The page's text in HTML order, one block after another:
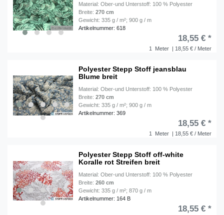
Material: Ober-und Unterstoff: 100 % Polyester
Breite:270 cm
Gewicht: 335 g / m²; 900 g / m
Artikelnummer: 618
1 Meter | 18,55 € / Meter
18,55 € *
Polyester Stepp Stoff jeansblau
Blume breit
Material: Ober-und Unterstoff: 100 % Polyester
Breite:270 cm
Gewicht: 335 g / m²; 900 g / m
Artikelnummer: 369
1 Meter | 18,55 € / Meter
18,55 € *
Polyester Stepp Stoff off-white
Koralle rot Streifen breit
Material: Ober-und Unterstoff: 100 % Polyester
Breite:260 cm
Gewicht: 335 g / m²; 870 g / m
Artikelnummer: 164 B
18,55 € *